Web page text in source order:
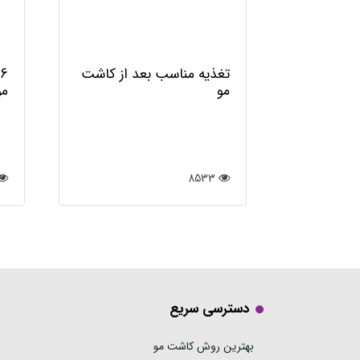
تغذیه مناسب بعد از کاشت
مو
دسترسی سریع
بهترین روش کاشت مو